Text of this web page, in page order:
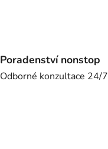
Poradenství nonstop
Odborné konzultace 24/7